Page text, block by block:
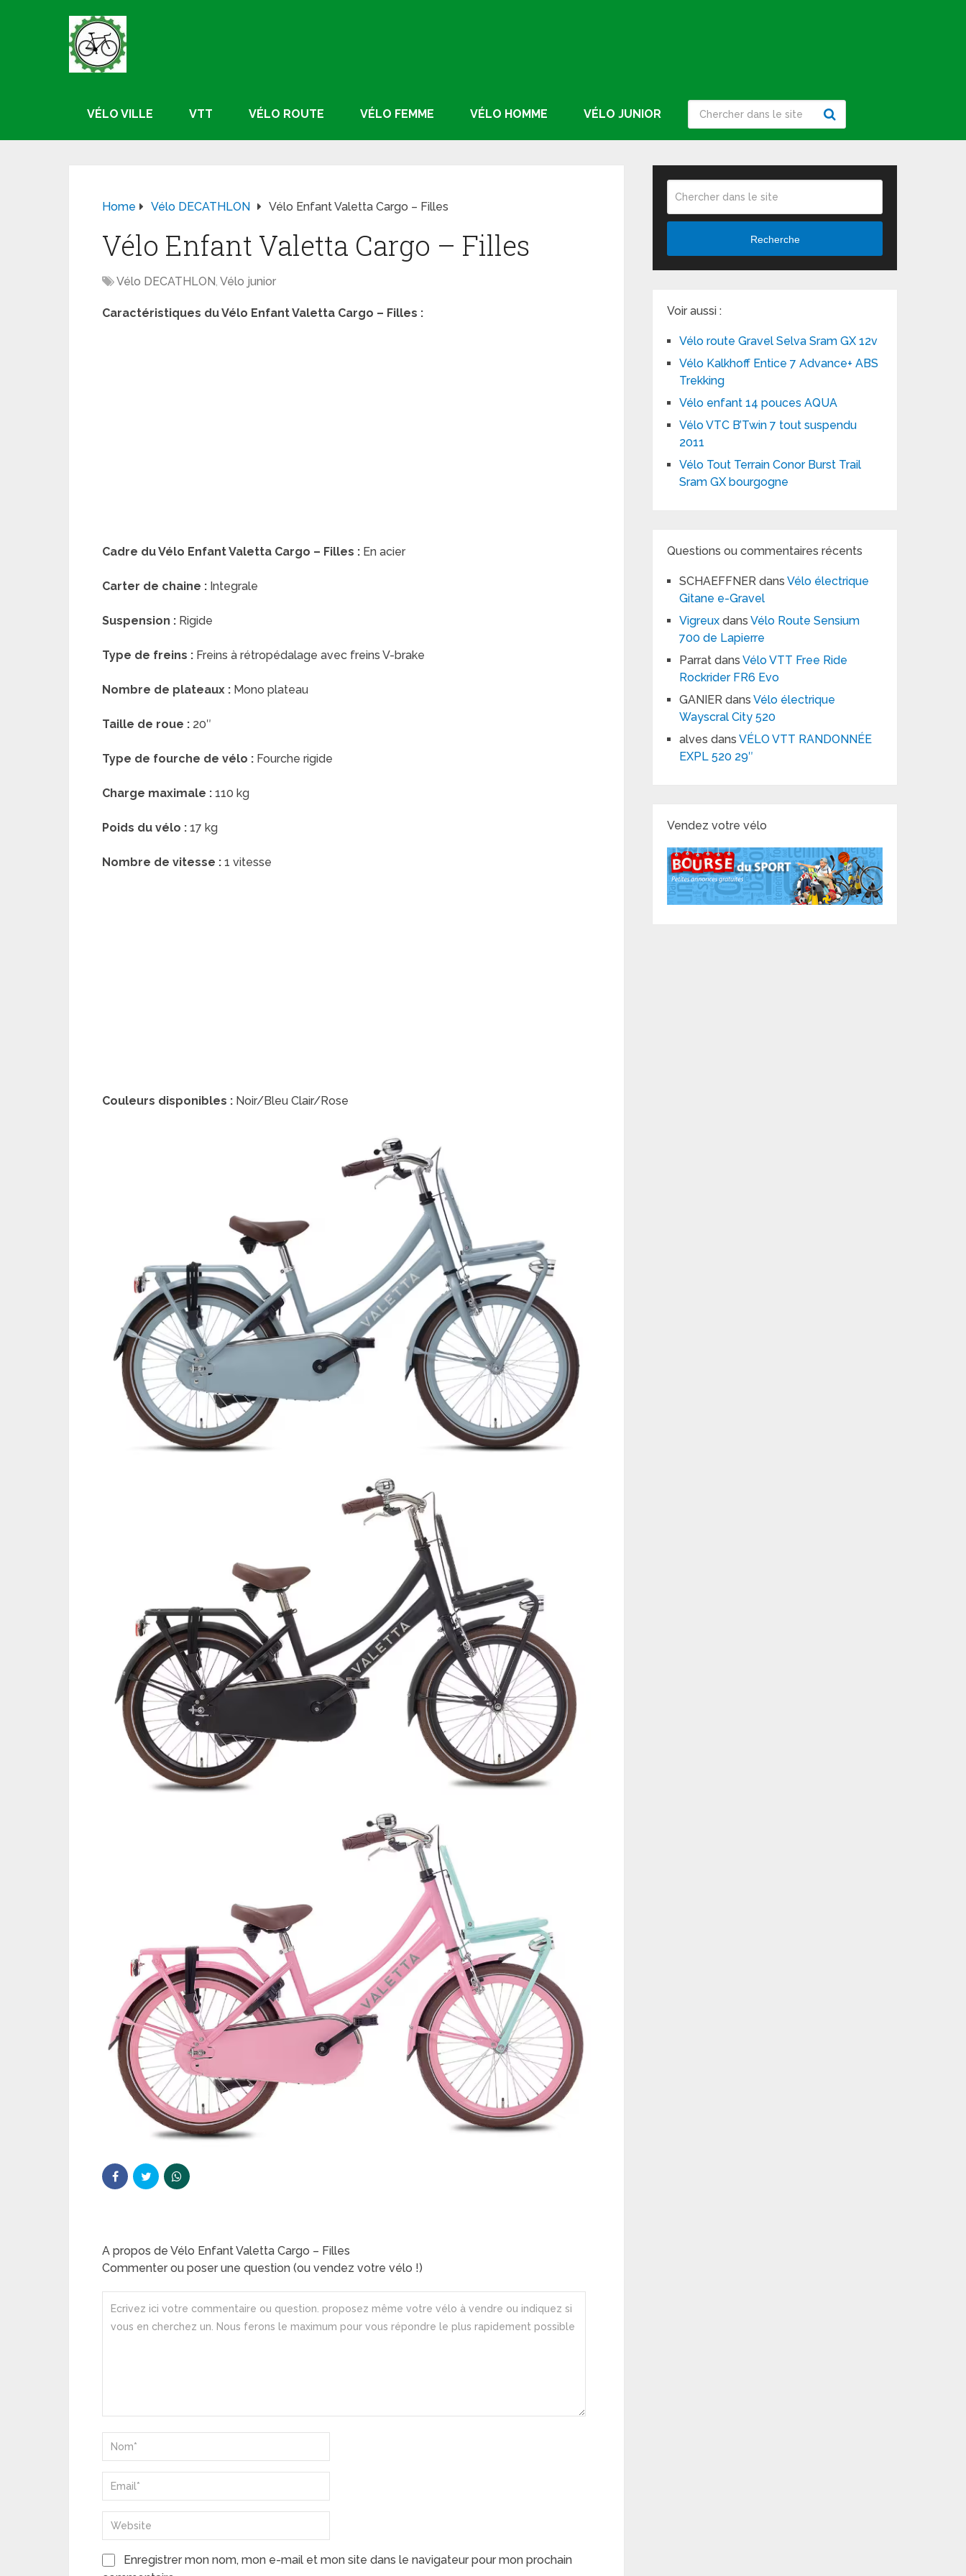
VÉLO VILLE VTT VÉLO ROUTE VÉLO FEMME VÉLO HOMME VÉLO JUNIOR
Home Vélo DECATHLON Vélo Enfant Valetta Cargo – Filles
Vélo Enfant Valetta Cargo – Filles
Vélo DECATHLON, Vélo junior
Caractéristiques du Vélo Enfant Valetta Cargo – Filles :
Cadre du Vélo Enfant Valetta Cargo – Filles : En acier
Carter de chaine : Integrale
Suspension : Rigide
Type de freins : Freins à rétropédalage avec freins V-brake
Nombre de plateaux : Mono plateau
Taille de roue : 20″
Type de fourche de vélo : Fourche rigide
Charge maximale : 110 kg
Poids du vélo : 17 kg
Nombre de vitesse : 1 vitesse
Couleurs disponibles : Noir/Bleu Clair/Rose
A propos de Vélo Enfant Valetta Cargo – Filles
Commenter ou poser une question (ou vendez votre vélo !)
Enregistrer mon nom, mon e-mail et mon site dans le navigateur pour mon prochain
Recherche
Voir aussi :
Vélo route Gravel Selva Sram GX 12v
Vélo Kalkhoff Entice 7 Advance+ ABS
Trekking
Vélo enfant 14 pouces AQUA
Vélo VTC B’Twin 7 tout suspendu
2011
Vélo Tout Terrain Conor Burst Trail
Sram GX bourgogne
Questions ou commentaires récents
SCHAEFFNER dansVélo électrique
Gitane e-Gravel
Vigreux dansVélo Route Sensium
700 de Lapierre
Parrat dansVélo VTT Free Ride
Rockrider FR6 Evo
GANIER dansVélo électrique
Wayscral City 520
alves dansVÉLO VTT RANDONNÉE
EXPL 520 29″
Vendez votre vélo